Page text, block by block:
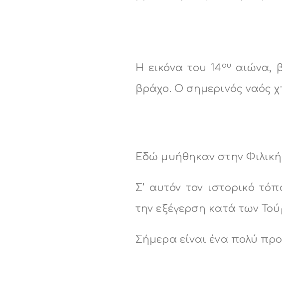
Η εικόνα του 14ου
αιώνα,
βράχο. Ο σημερινός ναός
Εδώ μυήθηκαν στην
Σ’ αυτόν τον ιστορικό
την εξέγερση κατά των
Σήμερα είναι ένα πολύ